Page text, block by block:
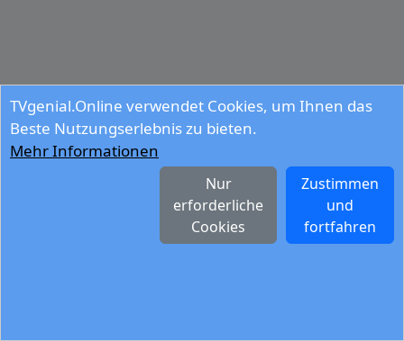
TVgenial.Online verwendet Cookies, um Ihnen das
Beste Nutzungserlebnis zu bieten.
Mehr Informationen
Zustimmen
und
fortfahren
Nur
erforderliche
Cookies